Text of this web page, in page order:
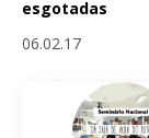
esgotadas
06.02.17